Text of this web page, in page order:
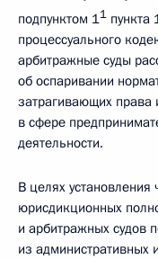
подпунктом 11 пункта
процессуального
арбитражные суды
об оспаривании
затрагивающих права
в сфере
деятельности.
В целях установления
юрисдикционных
и арбитражных судов
из административных